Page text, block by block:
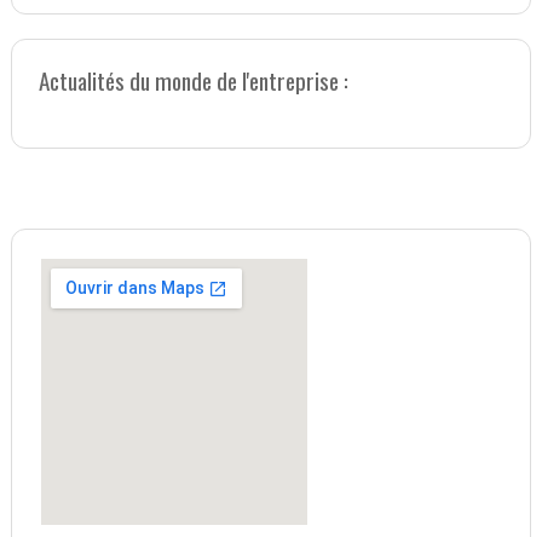
Actualités du monde de l'entreprise :